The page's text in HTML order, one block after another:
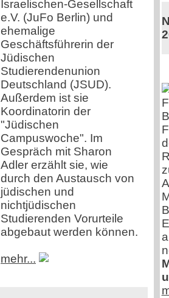
Israelischen-Gesellschaft
e.V. (JuFo Berlin) und
ehemalige
Geschäftsführerin der
Jüdischen
Studierendenunion
Deutschland (JSUD).
Außerdem ist sie
Koordinatorin der
"Jüdischen
Campuswoche". Im
Gespräch mit Sharon
Adler erzählt sie, wie
durch den Austausch von
jüdischen und
nichtjüdischen
Studierenden Vorurteile
abgebaut werden können.
mehr...